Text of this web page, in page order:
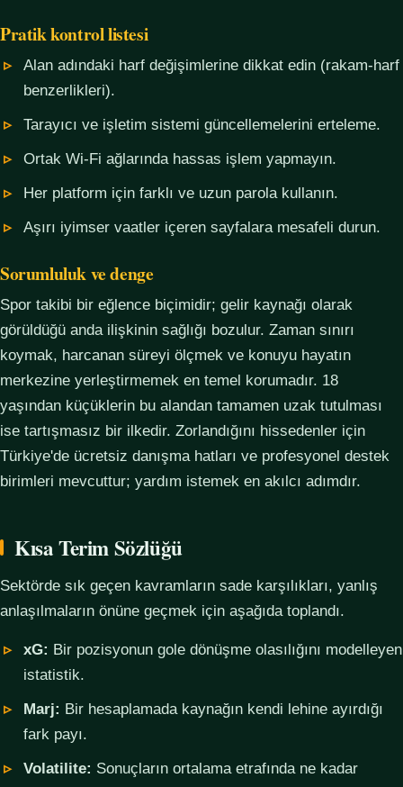
Pratik kontrol listesi
Alan adındaki harf değişimlerine dikkat edin (rakam-harf
benzerlikleri).
Tarayıcı ve işletim sistemi güncellemelerini erteleme.
Ortak Wi-Fi ağlarında hassas işlem yapmayın.
Her platform için farklı ve uzun parola kullanın.
Aşırı iyimser vaatler içeren sayfalara mesafeli durun.
Sorumluluk ve denge
Spor takibi bir eğlence biçimidir; gelir kaynağı olarak
görüldüğü anda ilişkinin sağlığı bozulur. Zaman sınırı
koymak, harcanan süreyi ölçmek ve konuyu hayatın
merkezine yerleştirmemek en temel korumadır. 18
yaşından küçüklerin bu alandan tamamen uzak tutulması
ise tartışmasız bir ilkedir. Zorlandığını hissedenler için
Türkiye'de ücretsiz danışma hatları ve profesyonel destek
birimleri mevcuttur; yardım istemek en akılcı adımdır.
Kısa Terim Sözlüğü
Sektörde sık geçen kavramların sade karşılıkları, yanlış
anlaşılmaların önüne geçmek için aşağıda toplandı.
xG: Bir pozisyonun gole dönüşme olasılığını modelleyen
istatistik.
Marj: Bir hesaplamada kaynağın kendi lehine ayırdığı
fark payı.
Volatilite: Sonuçların ortalama etrafında ne kadar